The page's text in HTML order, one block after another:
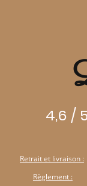
4,6 /
Retrait et livraison :
Règlement :